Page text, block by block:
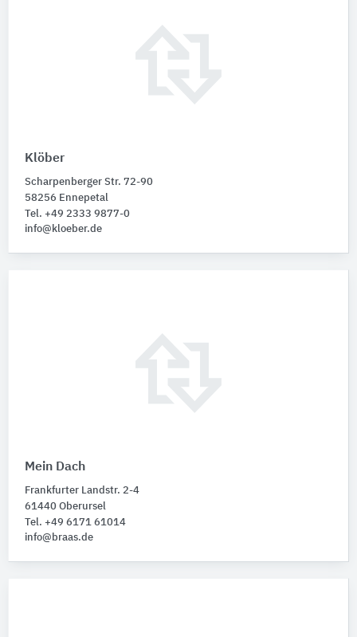
Klöber
Scharpenberger Str. 72-90
58256 Ennepetal
Tel. +49 2333 9877-0
info@kloeber.de
Mein Dach
Frankfurter Landstr. 2-4
61440 Oberursel
Tel. +49 6171 61014
info@braas.de